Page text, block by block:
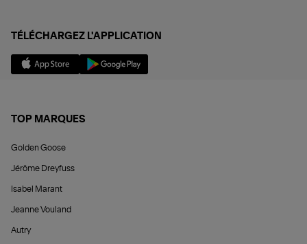
TÉLÉCHARGEZ L'APPLICATION
TOP MARQUES
Golden Goose
Jérôme Dreyfuss
Isabel Marant
Jeanne Vouland
Autry